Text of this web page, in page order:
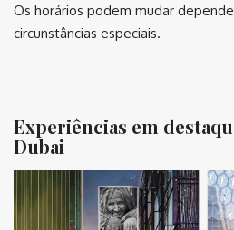
Os horários podem mudar
circunstâncias especiais.
Experiências em
Dubai